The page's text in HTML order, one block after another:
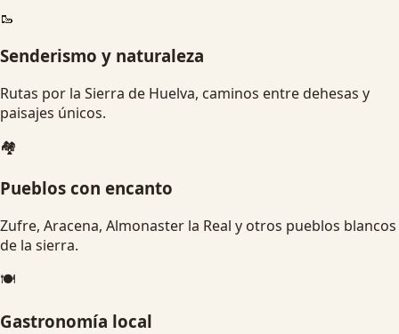
🥾
Senderismo y naturaleza
Rutas por la Sierra de Huelva, caminos entre dehesas y
paisajes únicos.
🏘️
Pueblos con encanto
Zufre, Aracena, Almonaster la Real y otros pueblos blancos
de la sierra.
🍽️
Gastronomía local